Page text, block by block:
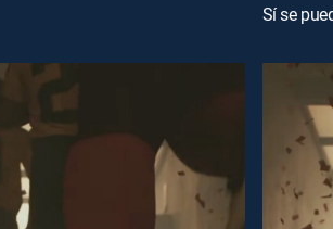
Sí se